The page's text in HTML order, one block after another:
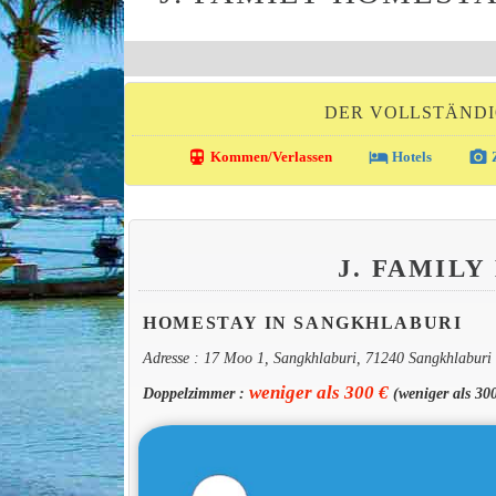
DER
directions_transit Kommen/Verlassen local_hotelHotels photo_camera
J. FAMILY
HOMESTAY IN SANGKHLABURI
Adresse : 17 Moo 1, Sangkhlaburi, 71240 Sangkhlaburi
Doppelzimmer : weniger als 300 €(weniger als